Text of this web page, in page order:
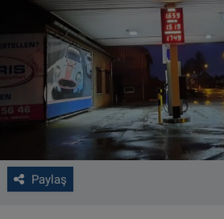
Paylaş
VIDEO GALERİ
ALGEMENE VOORWAARDEN
CONTACT
Çerez Politikası